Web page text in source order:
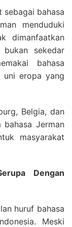
sebagai bahasa
menduduki
dimanfaatkan
sekedar
bahasa
uni eropa yang
Belgia, dan
Jerman
masyarakat
Dengan
huruf bahasa
Meski